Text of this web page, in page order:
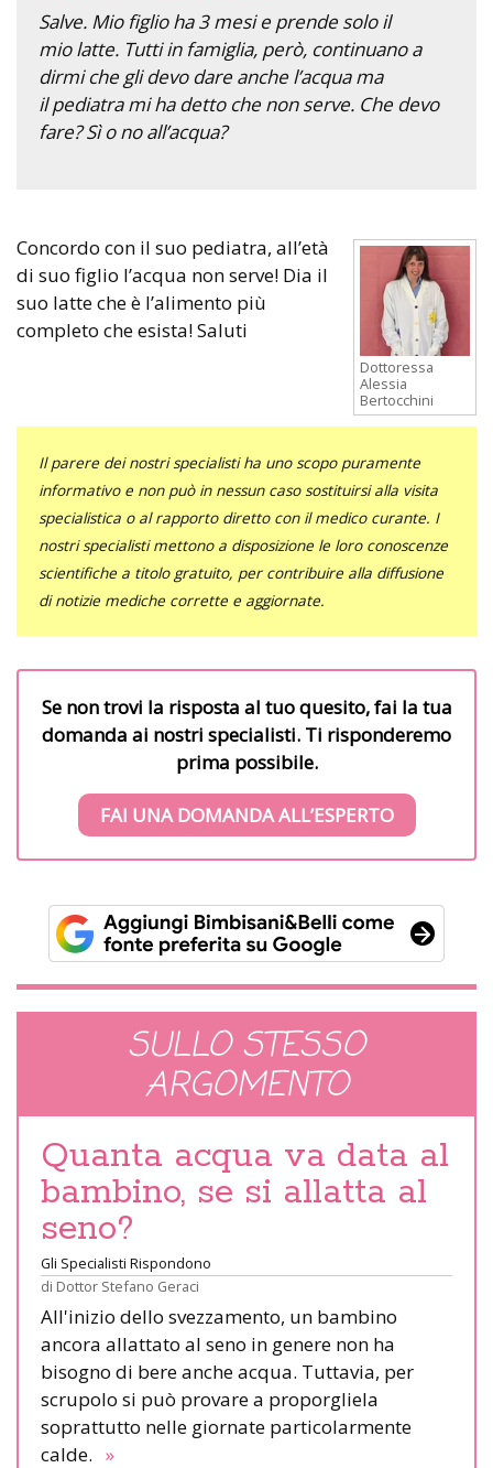
Salve. Mio figlio ha 3 mesi e prende solo il
mio latte. Tutti in famiglia, però, continuano a
dirmi che gli devo dare anche l’acqua ma
il pediatra mi ha detto che non serve. Che devo
fare? Sì o no all’acqua?
Dottoressa
Alessia
Bertocchini
Concordo con il suo pediatra, all’età
di suo figlio l’acqua non serve! Dia il
suo latte che è l’alimento più
completo che esista! Saluti
Il parere dei nostri specialisti ha uno scopo puramente
informativo e non può in nessun caso sostituirsi alla visita
specialistica o al rapporto diretto con il medico curante. I
nostri specialisti mettono a disposizione le loro conoscenze
scientifiche a titolo gratuito, per contribuire alla diffusione
di notizie mediche corrette e aggiornate.
Se non trovi la risposta al tuo quesito, fai la tua
domanda ai nostri specialisti. Ti risponderemo
prima possibile.
FAI UNA DOMANDA ALL’ESPERTO
SULLO STESSO
ARGOMENTO
Quanta acqua va data al
bambino, se si allatta al
seno?
Gli Specialisti Rispondono
di Dottor Stefano Geraci
All'inizio dello svezzamento, un bambino
ancora allattato al seno in genere non ha
bisogno di bere anche acqua. Tuttavia, per
scrupolo si può provare a proporgliela
soprattutto nelle giornate particolarmente
calde. »